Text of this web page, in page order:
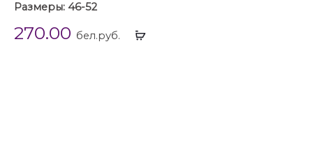
Выбрать
Размеры: 46-52
270.00 бел.руб.